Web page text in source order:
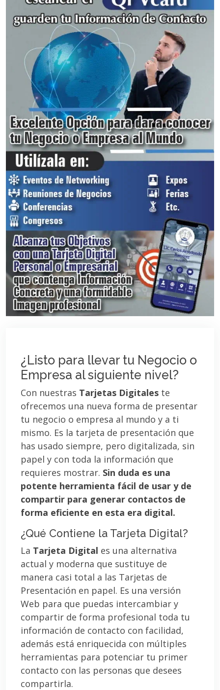
¿Listo para llevar tu Negocio o
Empresa al siguiente nivel?
Con nuestras Tarjetas Digitales te
ofrecemos una nueva forma de presentar
tu negocio o empresa al mundo y a ti
mismo. Es la tarjeta de presentación que
has usado siempre, pero digitalizada, sin
papel y con toda la información que
requieres mostrar. Sin duda es una
potente herramienta fácil de usar y de
compartir para generar contactos de
forma eficiente en esta era digital.
¿Qué Contiene la Tarjeta Digital?
La Tarjeta Digital es una alternativa
actual y moderna que sustituye de
manera casi total a las Tarjetas de
Presentación en papel. Es una versión
Web para que puedas intercambiar y
compartir de forma profesional toda tu
información de contacto con facilidad,
además está enriquecida con múltiples
herramientas para potenciar tu primer
contacto con las personas que desees
compartirla.